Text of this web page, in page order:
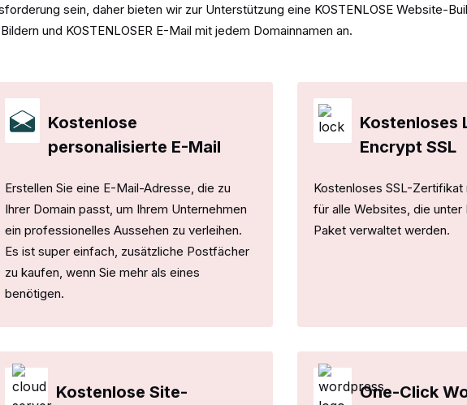
sein, daher bieten wir zur Unterstützung eine KOSTENLOSE Website-
und KOSTENLOSER E-Mail mit jedem Domainnamen an.
Kostenlose
personalisierte E-Mail
Erstellen Sie eine E-Mail-Adresse, die zu
Ihrer Domain passt, um Ihrem Unternehmen
ein professionelles Aussehen zu verleihen.
Es ist super einfach, zusätzliche Postfächer
zu kaufen, wenn Sie mehr als eines
benötigen.
Kostenloses
Encrypt SSL
Kostenloses SSL-
für alle Websites, die unter
Paket verwaltet werden.
Kostenlose Site-
One-Click